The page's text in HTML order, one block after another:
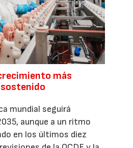
más
mundial seguirá
aunque a un ritmo
en los últimos diez